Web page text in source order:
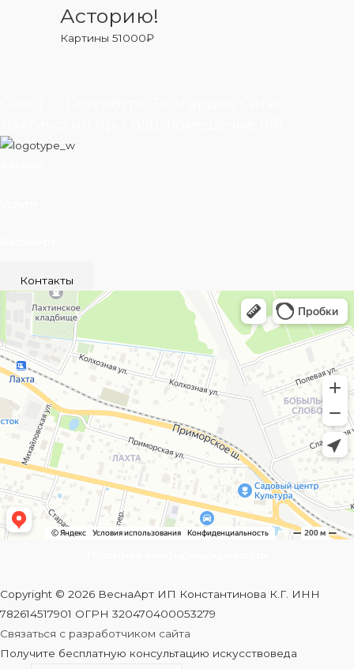
Асторию!
Картины51000₽
Контакты
Copyright © 2026 ВеснаАрт ИП Константинова К.Г. ИНН
782614517901 ОГРН 320470400053279
Связаться с разработчиком сайта
Получите бесплатную консультацию искусствоведа